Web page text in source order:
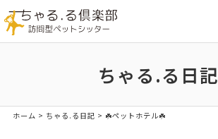
ちゃる.る日記
ホーム > ちゃる.る日記 > ☘️ペットホテル☘️